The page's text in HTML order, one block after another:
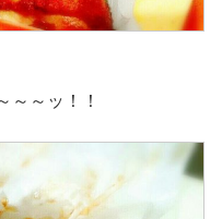
～～ッ！！